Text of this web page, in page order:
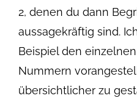
2, denen du dann
aussagekräftig sind.
Beispiel den
Nummern
übersichtlicher zu